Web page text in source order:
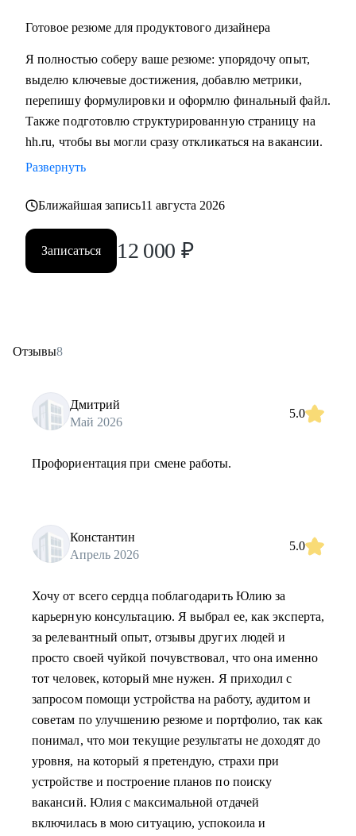
Готовое резюме для продуктового дизайнера
Я полностью соберу ваше резюме: упорядочу опыт,
выделю ключевые достижения, добавлю метрики,
перепишу формулировки и оформлю финальный файл.
Также подготовлю структурированную страницу на
hh.ru, чтобы вы могли сразу откликаться на вакансии.
Развернуть
Ближайшая запись11 августа 2026
Записаться 12 000 ₽
Отзывы8
Дмитрий
Май 2026
5.0
Профориентация при смене работы.
Константин
Апрель 2026
5.0
Хочу от всего сердца поблагодарить Юлию за
карьерную консультацию. Я выбрал ее, как эксперта,
за релевантный опыт, отзывы других людей и
просто своей чуйкой почувствовал, что она именно
тот человек, который мне нужен. Я приходил с
запросом помощи устройства на работу, аудитом и
советам по улучшению резюме и портфолио, так как
понимал, что мои текущие результаты не доходят до
уровня, на который я претендую, страхи при
устройстве и построение планов по поиску
вакансий. Юлия с максимальной отдачей
включилась в мою ситуацию, успокоила и